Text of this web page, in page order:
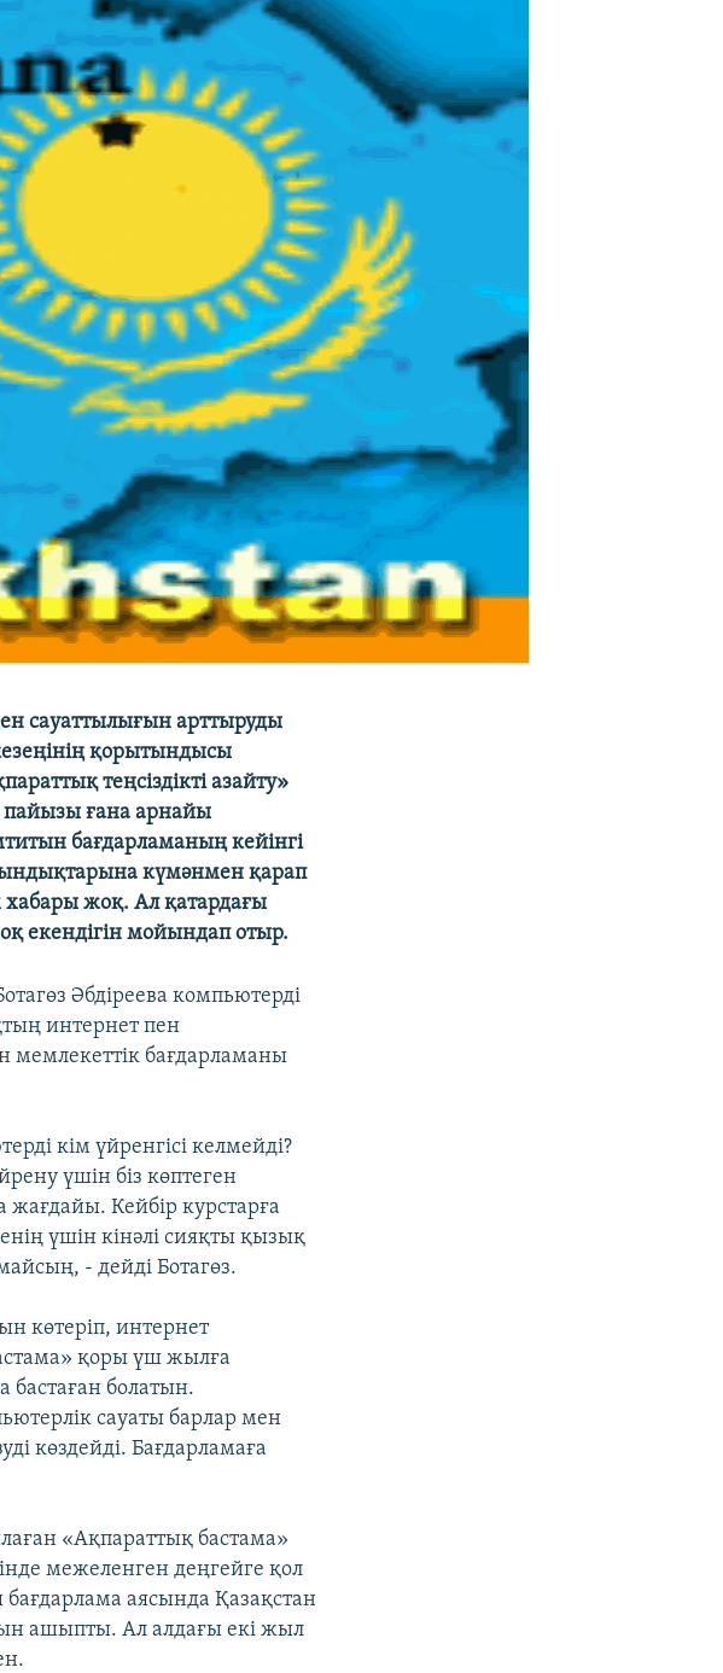
сауаттылығын арттыруды
қорытындысы
теңсіздікті азайту»
пайызы ғана арнайы
бағдарламаның кейінгі
күмәнмен қарап
хабары жоқ. Ал қатардағы
екендігін мойындап отыр.
Әбдіреева компьютерді
интернет пен
мемлекеттік бағдарламаны
кім үйренгісі келмейді?
үшін біз көптеген
Кейбір курстарға
үшін кінәлі сияқты қызық
- дейді Ботагөз.
көтеріп, интернет
қоры үш жылға
бастаған болатын.
сауаты барлар мен
көздейді. Бағдарламаға
«Ақпараттық бастама»
межеленген деңгейге қол
аясында Қазақстан
ашыпты. Ал алдағы екі жыл